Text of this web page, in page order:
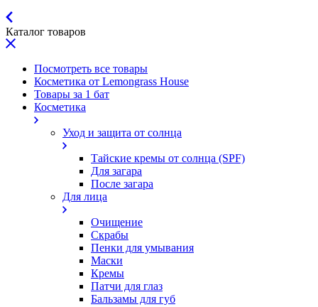
Каталог товаров
Посмотреть все товары
Косметика от Lemongrass House
Товары за 1 бат
Косметика
Уход и защита от солнца
Тайские кремы от солнца (SPF)
Для загара
После загара
Для лица
Очищение
Скрабы
Пенки для умывания
Маски
Кремы
Патчи для глаз
Бальзамы для губ